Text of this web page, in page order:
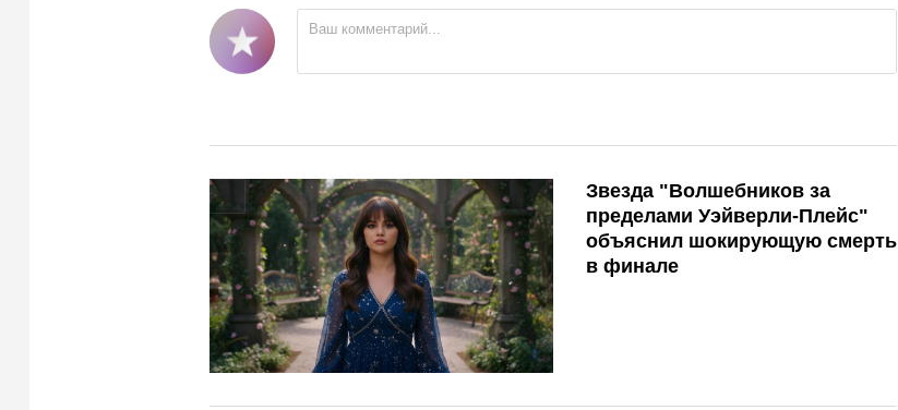
Звезда "Волшебников за
пределами Уэйверли-Плейс"
объяснил шокирующую смерть
в финале